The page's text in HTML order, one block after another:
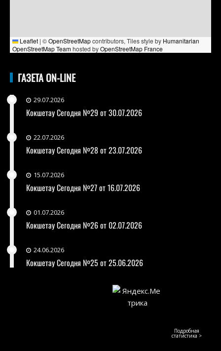
Leaflet | ©OpenStreetMapcontributors, Tiles style by Humanitarian
OpenStreetMap Teamhosted byOpenStreetMap France
ГАЗЕТА ON-LINE
29.07.2026
Кокшетау Сегодня №29 от 30.07.2026
22.07.2026
Кокшетау Сегодня №28 от 23.07.2026
15.07.2026
Кокшетау Сегодня №27 от 16.07.2026
01.07.2026
Кокшетау Сегодня №26 от 02.07.2026
24.06.2026
Кокшетау Сегодня №25 от 25.06.2026
Подробная
статистика >